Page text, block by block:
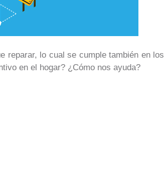
reparar, lo cual se cumple también en los
en el hogar? ¿Cómo nos ayuda?